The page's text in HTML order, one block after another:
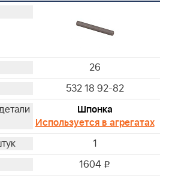
26
532 18 92-82
Шпонка
Используется в агрегатах
1
1604 i